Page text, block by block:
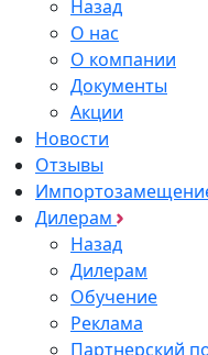
Назад
О нас
О компании
Документы
Акции
Новости
Отзывы
Дилерам
Назад
Дилерам
Обучение
Реклама
Партнерский